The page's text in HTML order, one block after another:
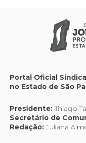
Portal Oficial
no Estado de São
Presidente:Thiago
Secretário de
Redação:Juliana